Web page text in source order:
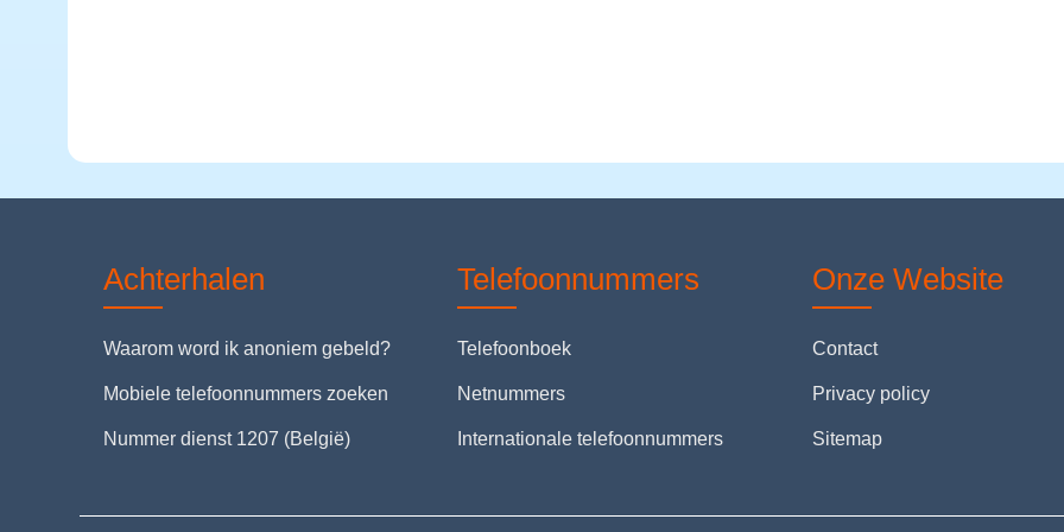
Achterhalen
Waarom word ik anoniem gebeld?
Mobiele telefoonnummers zoeken
Nummer dienst 1207 (België)
Telefoonnummers
Telefoonboek
Netnummers
Internationale telefoonnummers
Onze Website
Contact
Privacy policy
Sitemap